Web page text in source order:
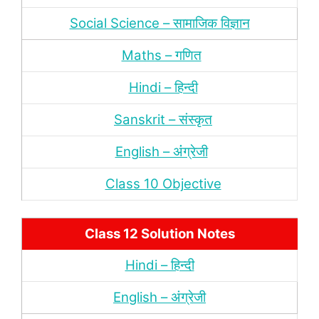
Social Science – सामाजिक विज्ञान
Maths – गणित
Hindi – हिन्‍दी
Sanskrit – संस्‍कृत
English – अंंग्रेजी
Class 10 Objective
Class 12 Solution Notes
Hindi – हिन्‍दी
English – अंग्रेजी